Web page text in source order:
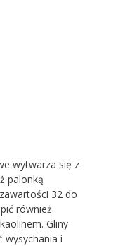
wytwarza się z
palonką
32 do
również
Gliny
wysychania i